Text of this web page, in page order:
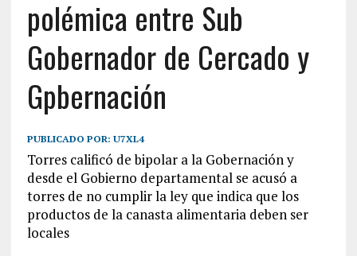
polémica entre Sub
Gobernador de Cercado y
Gpbernación
PUBLICADO POR: U7XL4
Torres calificó de bipolar a la Gobernación y
desde el Gobierno departamental se acusó a
torres de no cumplir la ley que indica que los
productos de la canasta alimentaria deben ser
locales